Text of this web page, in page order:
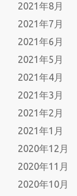
2021年8月
2021年7月
2021年6月
2021年5月
2021年4月
2021年3月
2021年2月
2021年1月
2020年12月
2020年11月
2020年10月